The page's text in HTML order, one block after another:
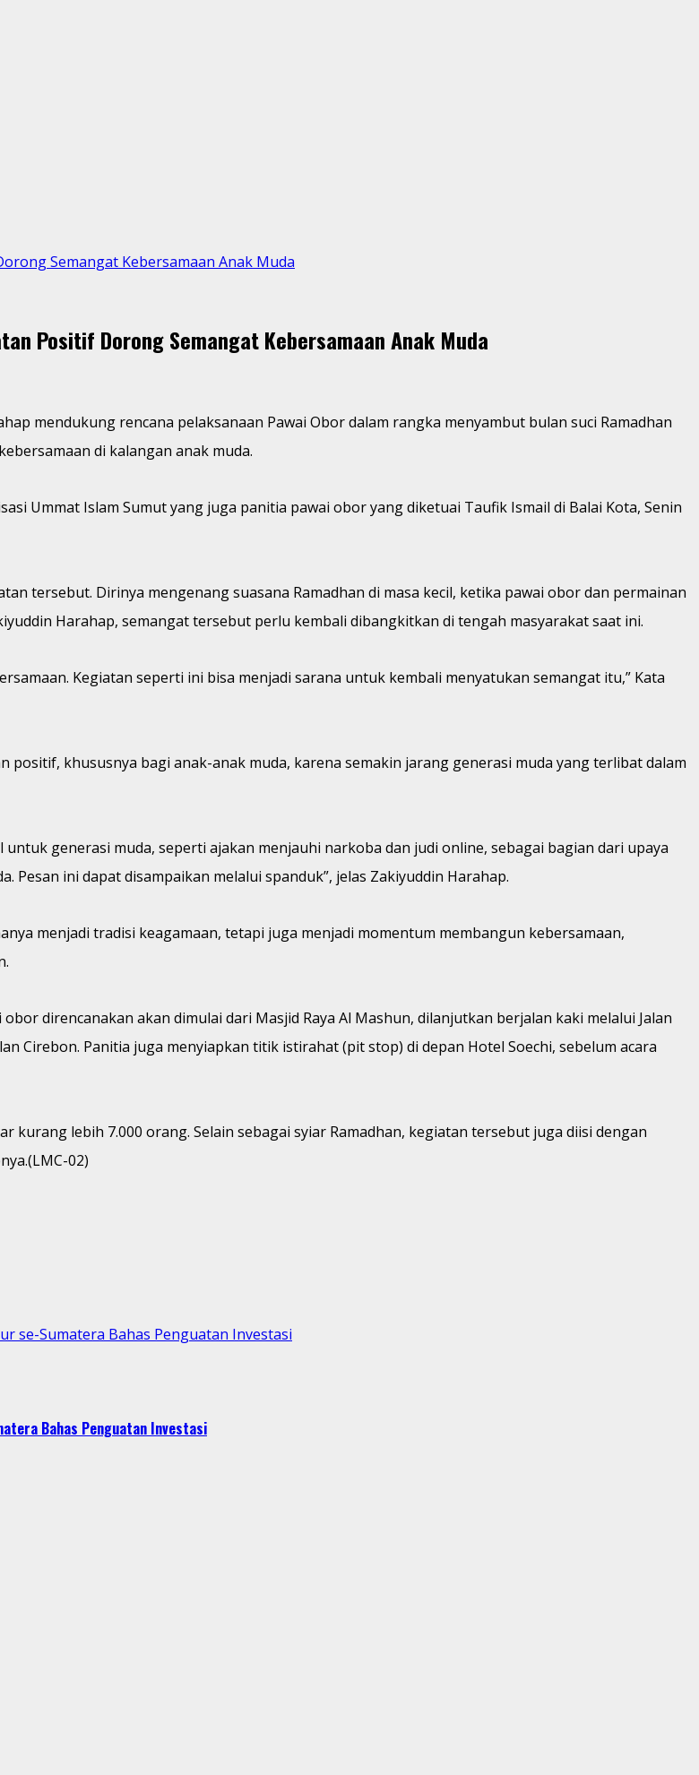
Semangat Kebersamaan Anak Muda
Positif Dorong Semangat Kebersamaan Anak Muda
mendukung rencana pelaksanaan Pawai Obor dalam rangka menyambut bulan suci Ramadhan
di kalangan anak muda.
Ummat Islam Sumut yang juga panitia pawai obor yang diketuai Taufik Ismail di Balai Kota, Senin
tersebut. Dirinya mengenang suasana Ramadhan di masa kecil, ketika pawai obor dan permainan
Harahap, semangat tersebut perlu kembali dibangkitkan di tengah masyarakat saat ini.
Kegiatan seperti ini bisa menjadi sarana untuk kembali menyatukan semangat itu,” Kata
khususnya bagi anak-anak muda, karena semakin jarang generasi muda yang terlibat dalam
generasi muda, seperti ajakan menjauhi narkoba dan judi online, sebagai bagian dari upaya
ini dapat disampaikan melalui spanduk”, jelas Zakiyuddin Harahap.
menjadi tradisi keagamaan, tetapi juga menjadi momentum membangun kebersamaan,
direncanakan akan dimulai dari Masjid Raya Al Mashun, dilanjutkan berjalan kaki melalui Jalan
Cirebon. Panitia juga menyiapkan titik istirahat (pit stop) di depan Hotel Soechi, sebelum acara
kurang lebih 7.000 orang. Selain sebagai syiar Ramadhan, kegiatan tersebut juga diisi dengan
02)
se-Sumatera Bahas Penguatan Investasi
Bahas Penguatan Investasi